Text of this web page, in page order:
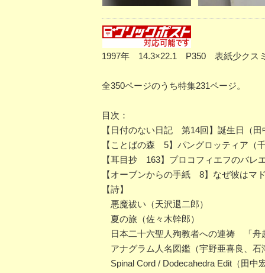
1997年 14.3×22.1 P350 表紙少クス
全350ページのうち特集231ページ。
目次：
【日付のない日記 第14回】誕生日（田
【ことばの森 5】パングロッティア（
【耳目抄 163】プロコフィエフのバレ
【オーブンからの手紙 8】なぜ彼はマ
【詩】
悪魔祓い（天沢退二郎）
夏の旅（佐々木幹郎）
日本二十六聖人殉教者への連祷 「舟
アナグラム人名図鑑（宇野亜喜良、石
Spinal Cord / Dodecahedra Edit（田中